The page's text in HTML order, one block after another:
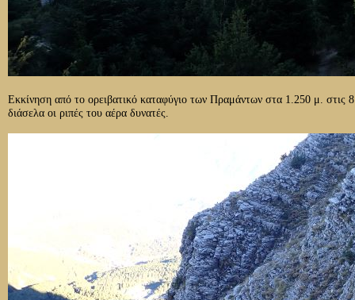
Εκκίνηση από το ορειβατικό καταφύγιο των Πραμάντων στα 1.250 μ.
διάσελα οι ριπές του αέρα δυνατές.